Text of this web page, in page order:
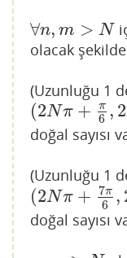
∀n, m > N
∀n,m> N
olacak
(Uzunluğu 1
(2Nπ + π
6 , 2
(2Nπ+π6, 2Nπ
doğal sayısı
(Uzunluğu 1
(2Nπ + 7π
6 ,
(2Nπ+7π6 ,2N
doğal sayısı